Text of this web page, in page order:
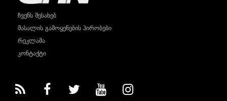
ჩვენს შესახებ
მასალის გამოყენების პირობები
რეკლამა
კონტაქტი